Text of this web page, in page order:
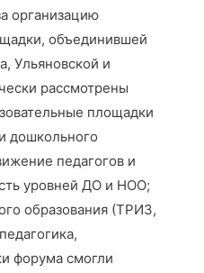
организацию
объединившей
Ульяновской и
рассмотрены
площадки
дошкольного
педагогов и
уровней ДО и НОО;
образования (ТРИЗ,
форума смогли